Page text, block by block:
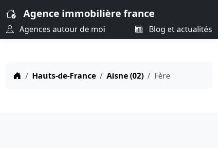
Agence immobilière france
Agences autour de moi Blog et actualités
Hauts-de-France Aisne (02) Fère